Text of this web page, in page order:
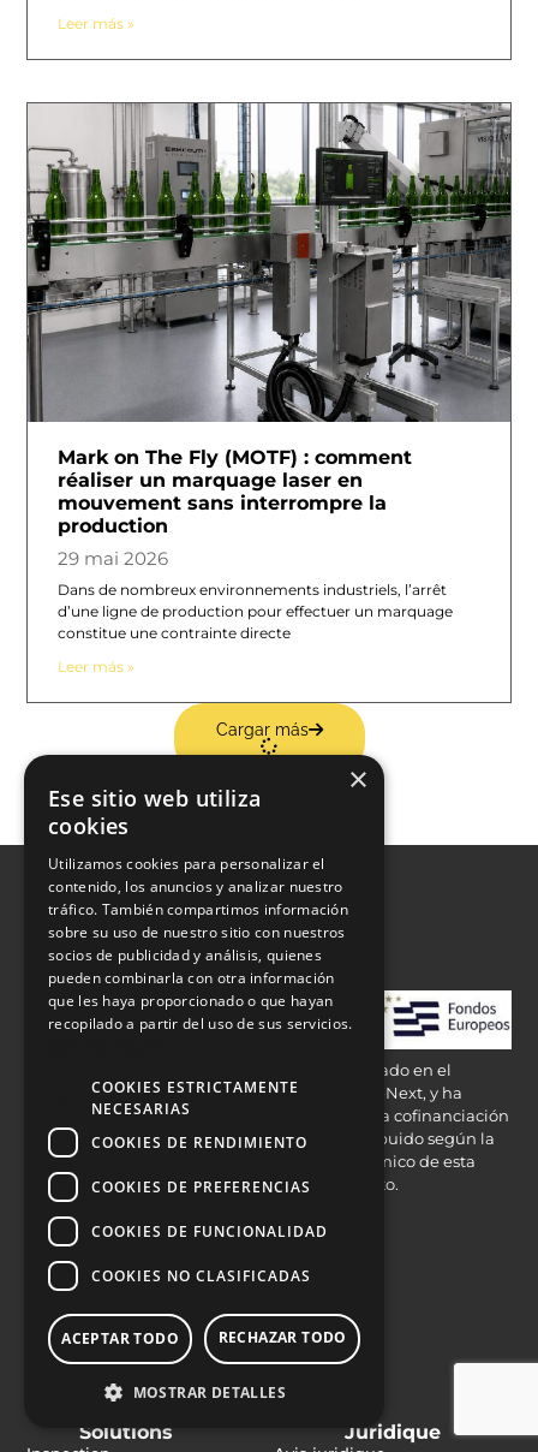
Leer más »
Mark on The Fly (MOTF) : comment
réaliser un marquage laser en
mouvement sans interrompre la
production
29 mai 2026
Dans de nombreux environnements industriels, l’arrêt
d’une ligne de production pour effectuer un marquage
constitue une contrainte directe
Leer más »
Cargar más
E2M COUTH VISION SYSTEMS, S.L. ha participado en el
Programa de Iniciación a la Exportación ICEX-Next, y ha
contado con el apoyo del ICEX, así como con la cofinanciación
de Fondos europeos FEDER, habiendo contribuido según la
medida de los mismos, al crecimiento económico de esta
empresa, su región y de España en su conjunto.
Secteurs
Boissons
Alimentation
Industrie Pharmaceutique et cosmétique
Produits chimiques
Solutions Juridique
×
Ese sitio web utiliza
cookies
Utilizamos cookies para personalizar el
contenido, los anuncios y analizar nuestro
tráfico. También compartimos información
sobre su uso de nuestro sitio con nuestros
socios de publicidad y análisis, quienes
pueden combinarla con otra información
que les haya proporcionado o que hayan
recopilado a partir del uso de sus servicios.
COOKIES ESTRICTAMENTE
NECESARIAS
COOKIES DE RENDIMIENTO
COOKIES DE PREFERENCIAS
COOKIES DE FUNCIONALIDAD
COOKIES NO CLASIFICADAS
ACEPTAR TODO RECHAZAR TODO
MOSTRAR DETALLES